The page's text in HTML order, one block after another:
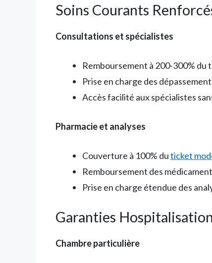
Soins Courants
Consultations et spécialistes
Remboursement à 200-300% du
Prise en charge des
Accès facilité aux spécialistes
Pharmacie et analyses
Couverture à 100% duticket
Remboursement des
Prise en charge étendue des
Garanties Hospitalisation
Chambre particulière